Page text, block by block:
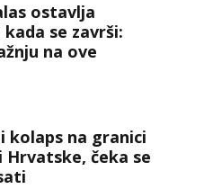
ostavlja
se završi:
na ove
kolaps na granici
Hrvatske, čeka se